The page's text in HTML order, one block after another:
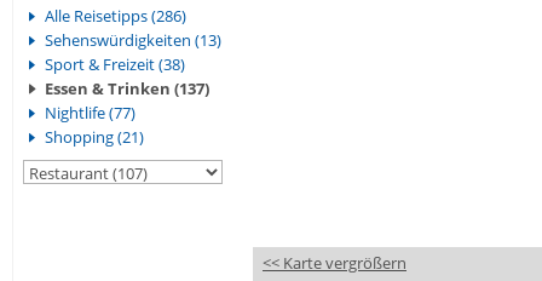
Alle Reisetipps (286)
Sehenswürdigkeiten (13)
Sport & Freizeit (38)
Essen & Trinken (137)
Nightlife (77)
Shopping (21)
<< Karte vergrößern